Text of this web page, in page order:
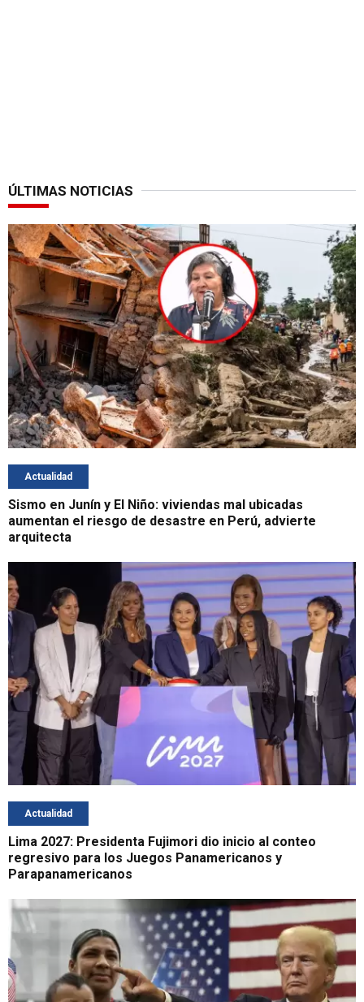
ÚLTIMAS NOTICIAS
Actualidad
Sismo en Junín y El Niño: viviendas mal ubicadas
aumentan el riesgo de desastre en Perú, advierte
arquitecta
Actualidad
Lima 2027: Presidenta Fujimori dio inicio al conteo
regresivo para los Juegos Panamericanos y
Parapanamericanos